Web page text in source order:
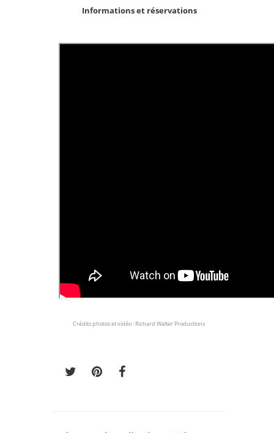
Informations et réservations
Crédits photos et vidéo : Richard Walter Productions